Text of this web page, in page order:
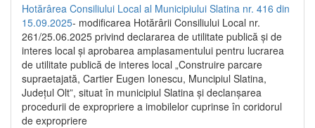
Hotărârea Consiliului Local al Municipiului Slatina nr. 416 din
15.09.2025- modificarea Hotărârii Consiliului Local nr.
261/25.06.2025 privind declararea de utilitate publică și de
interes local și aprobarea amplasamentului pentru lucrarea
de utilitate publică de interes local „Construire parcare
supraetajată, Cartier Eugen Ionescu, Muncipiul Slatina,
Județul Olt”, situat în municipiul Slatina și declanșarea
procedurii de expropriere a imobilelor cuprinse în coridorul
de expropriere